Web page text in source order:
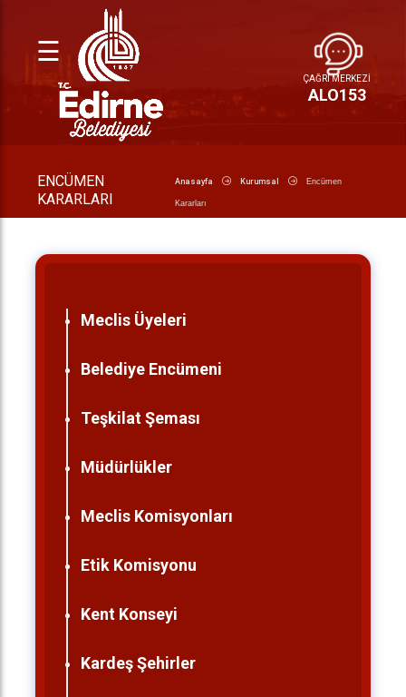
☰
ÇAĞRI MERKEZİ
ALO153
ENCÜMEN
KARARLARI
Anasayfa Kurumsal Encümen
Kararları
Meclis Üyeleri
Belediye Encümeni
Teşkilat Şeması
Müdürlükler
Meclis Komisyonları
Etik Komisyonu
Kent Konseyi
Kardeş Şehirler